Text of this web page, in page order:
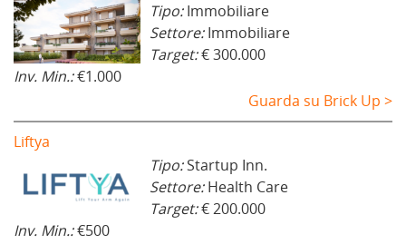
Tipo:Immobiliare
Settore:Immobiliare
Target:€ 300.000
Inv. Min.:€1.000
Guarda su Brick Up >
Liftya
Tipo:Startup Inn.
Settore:Health Care
Target:€ 200.000
Inv. Min.:€500